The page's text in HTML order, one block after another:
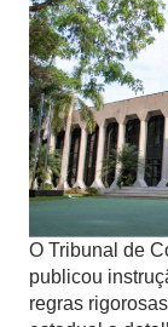
O Tribunal de
publicou
regras